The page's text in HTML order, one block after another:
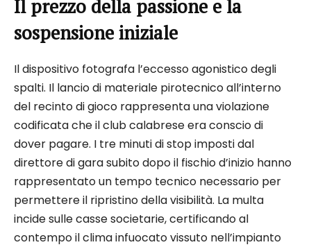
Il prezzo della passione e la
sospensione iniziale
Il dispositivo fotografa l’eccesso agonistico degli
spalti. Il lancio di materiale pirotecnico all’interno
del recinto di gioco rappresenta una violazione
codificata che il club calabrese era conscio di
dover pagare. I tre minuti di stop imposti dal
direttore di gara subito dopo il fischio d’inizio hanno
rappresentato un tempo tecnico necessario per
permettere il ripristino della visibilità. La multa
incide sulle casse societarie, certificando al
contempo il clima infuocato vissuto nell’impianto